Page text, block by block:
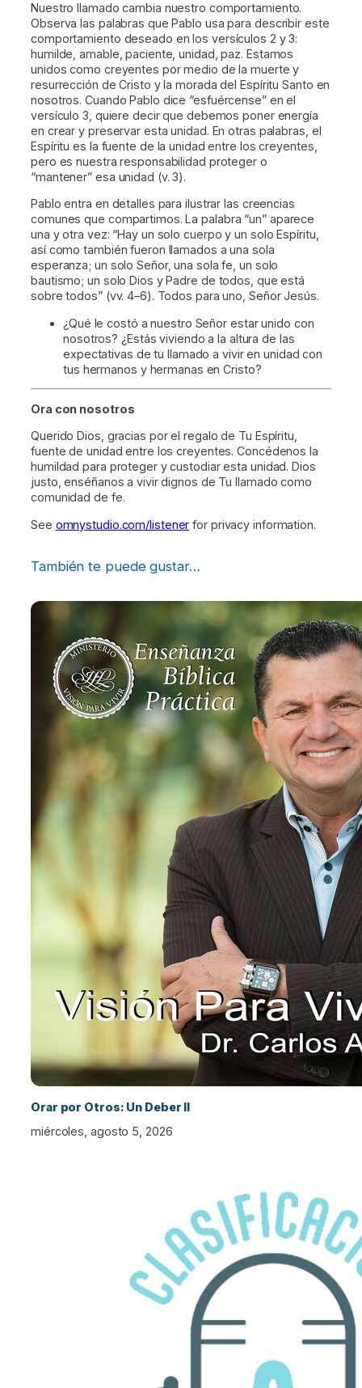
Nuestro llamado cambia nuestro comportamiento.
Observa las palabras que Pablo usa para describir este
comportamiento deseado en los versículos 2 y 3:
humilde, amable, paciente, unidad, paz. Estamos
unidos como creyentes por medio de la muerte y
resurrección de Cristo y la morada del Espíritu Santo en
nosotros. Cuando Pablo dice “esfuércense” en el
versículo 3, quiere decir que debemos poner energía
en crear y preservar esta unidad. En otras palabras, el
Espíritu es la fuente de la unidad entre los creyentes,
pero es nuestra responsabilidad proteger o
“mantener” esa unidad (v. 3).
Pablo entra en detalles para ilustrar las creencias
comunes que compartimos. La palabra “un” aparece
una y otra vez: “Hay un solo cuerpo y un solo Espíritu,
así como también fueron llamados a una sola
esperanza; un solo Señor, una sola fe, un solo
bautismo; un solo Dios y Padre de todos, que está
sobre todos” (vv. 4–6). Todos para uno, Señor Jesús.
¿Qué le costó a nuestro Señor estar unido con
nosotros? ¿Estás viviendo a la altura de las
expectativas de tu llamado a vivir en unidad con
tus hermanos y hermanas en Cristo?
Ora con nosotros
Querido Dios, gracias por el regalo de Tu Espíritu,
fuente de unidad entre los creyentes. Concédenos la
humildad para proteger y custodiar esta unidad. Dios
justo, enséñanos a vivir dignos de Tu llamado como
comunidad de fe.
See omnystudio.com/listener for privacy information.
También te puede gustar…
Orar por Otros: Un Deber II
miércoles, agosto 5, 2026